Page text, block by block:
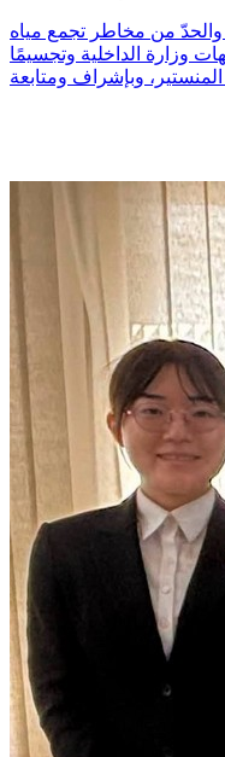
والحدّ من مخاطر تجمع مياه
وزارة الداخلية وتجسيمًا